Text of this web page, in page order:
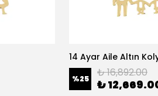
14 Ayar Aile Altın
%25 ₺ 16,892.00
₺